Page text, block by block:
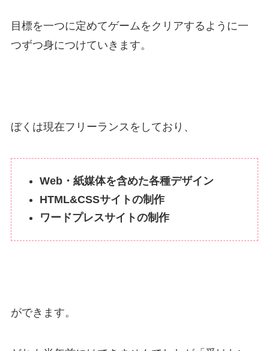
目標を一つに定めてゲームをクリアするように一
つずつ身につけていきます。
ぼくは現在フリーランスをしており、
Web・紙媒体を含めた各種デザイン
HTML&CSSサイトの制作
ワードプレスサイトの制作
ができます。